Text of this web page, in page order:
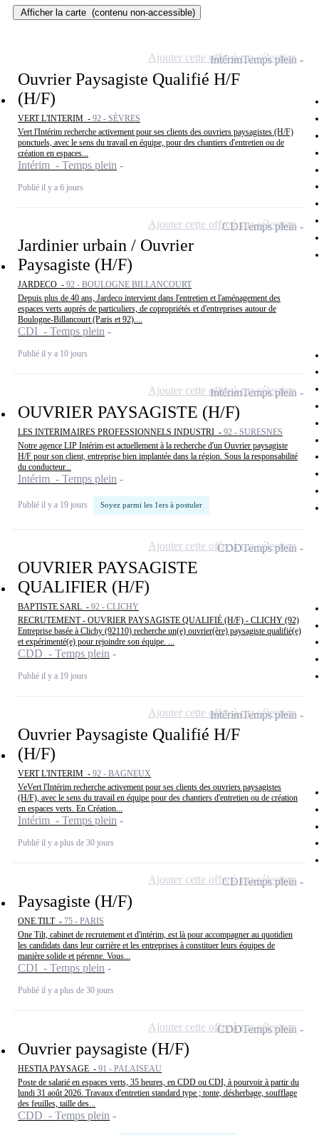
Afficher la carte (contenu non-accessible)
Ouvrier Paysagiste Qualifié H/F
(H/F)
VERT L'INTERIM - 92 - SÈVRES
Vert l'Intérim recherche activement pour ses clients des ouvriers paysagistes (H/F)
ponctuels, avec le sens du travail en équipe, pour des chantiers d'entretien ou de
création en espaces...
Intérim - Temps plein
Publié il y a 6 jours
IntérimTemps plein
Ajouter cette offre à ma sélection
Jardinier urbain / Ouvrier
Paysagiste (H/F)
JARDECO - 92 - BOULOGNE BILLANCOURT
Depuis plus de 40 ans, Jardeco intervient dans l'entretien et l'aménagement des
espaces verts auprès de particuliers, de copropriétés et d'entreprises autour de
Boulogne-Billancourt (Paris et 92)....
CDI - Temps plein
Publié il y a 10 jours
CDITemps plein
Ajouter cette offre à ma sélection
OUVRIER PAYSAGISTE (H/F)
LES INTERIMAIRES PROFESSIONNELS INDUSTRI - 92 - SURESNES
Notre agence LIP Intérim est actuellement à la recherche d'un Ouvrier paysagiste
H/F pour son client, entreprise bien implantée dans la région. Sous la responsabilité
du conducteur...
Intérim - Temps plein
Publié il y a 19 jours Soyez parmi les 1ers à postuler
IntérimTemps plein
Ajouter cette offre à ma sélection
OUVRIER PAYSAGISTE
QUALIFIER (H/F)
BAPTISTE SARL - 92 - CLICHY
RECRUTEMENT - OUVRIER PAYSAGISTE QUALIFIÉ (H/F) - CLICHY (92)
Entreprise basée à Clichy (92110) recherche un(e) ouvrier(ère) paysagiste qualifié(e)
et expérimenté(e) pour rejoindre son équipe. ...
CDD - Temps plein
Publié il y a 19 jours
CDDTemps plein
Ajouter cette offre à ma sélection
Ouvrier Paysagiste Qualifié H/F
(H/F)
VERT L'INTERIM - 92 - BAGNEUX
VeVert l'Intérim recherche activement pour ses clients des ouvriers paysagistes
(H/F), avec le sens du travail en équipe pour des chantiers d'entretien ou de création
en espaces verts. En Création...
Intérim - Temps plein
Publié il y a plus de 30 jours
IntérimTemps plein
Ajouter cette offre à ma sélection
Paysagiste (H/F)
ONE TILT - 75 - PARIS
One Tilt, cabinet de recrutement et d'intérim, est là pour accompagner au quotidien
les candidats dans leur carrière et les entreprises à constituer leurs équipes de
manière solide et pérenne. Vous...
CDI - Temps plein
Publié il y a plus de 30 jours
CDITemps plein
Ajouter cette offre à ma sélection
Ouvrier paysagiste (H/F)
HESTIA PAYSAGE - 91 - PALAISEAU
Poste de salarié en espaces verts, 35 heures, en CDD ou CDI, à pourvoir à partir du
lundi 31 août 2026. Travaux d'entretien standard type ; tonte, désherbage, soufflage
des feuilles, taille des...
CDD - Temps plein
CDDTemps plein
Ajouter cette offre à ma sélection